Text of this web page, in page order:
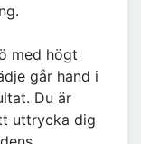
med högt
går hand i
Du är
uttrycka dig